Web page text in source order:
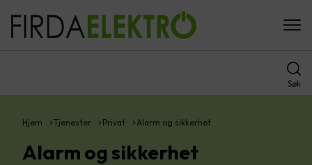
Søk
Hjem Tjenester Privat Alarm og sikkerhet
Alarm og sikkerhet